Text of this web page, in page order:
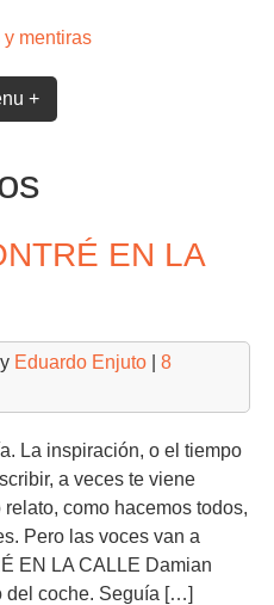
+
EN LA
Eduardo Enjuto
8
La inspiración, o el tiempo
a veces te viene
como hacemos todos,
Pero las voces van a
EN LA CALLE Damian
del coche. Seguía […]